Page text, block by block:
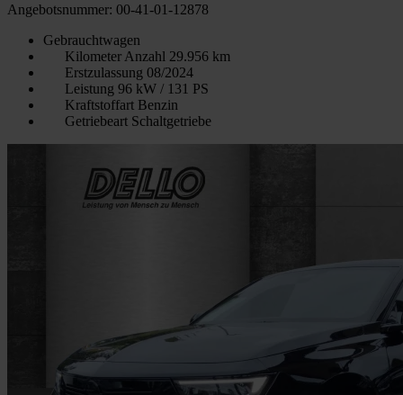
Angebotsnummer: 00-41-01-12878
Gebrauchtwagen
Kilometer Anzahl 29.956 km
Erstzulassung 08/2024
Leistung 96 kW / 131 PS
Kraftstoffart Benzin
Getriebeart Schaltgetriebe